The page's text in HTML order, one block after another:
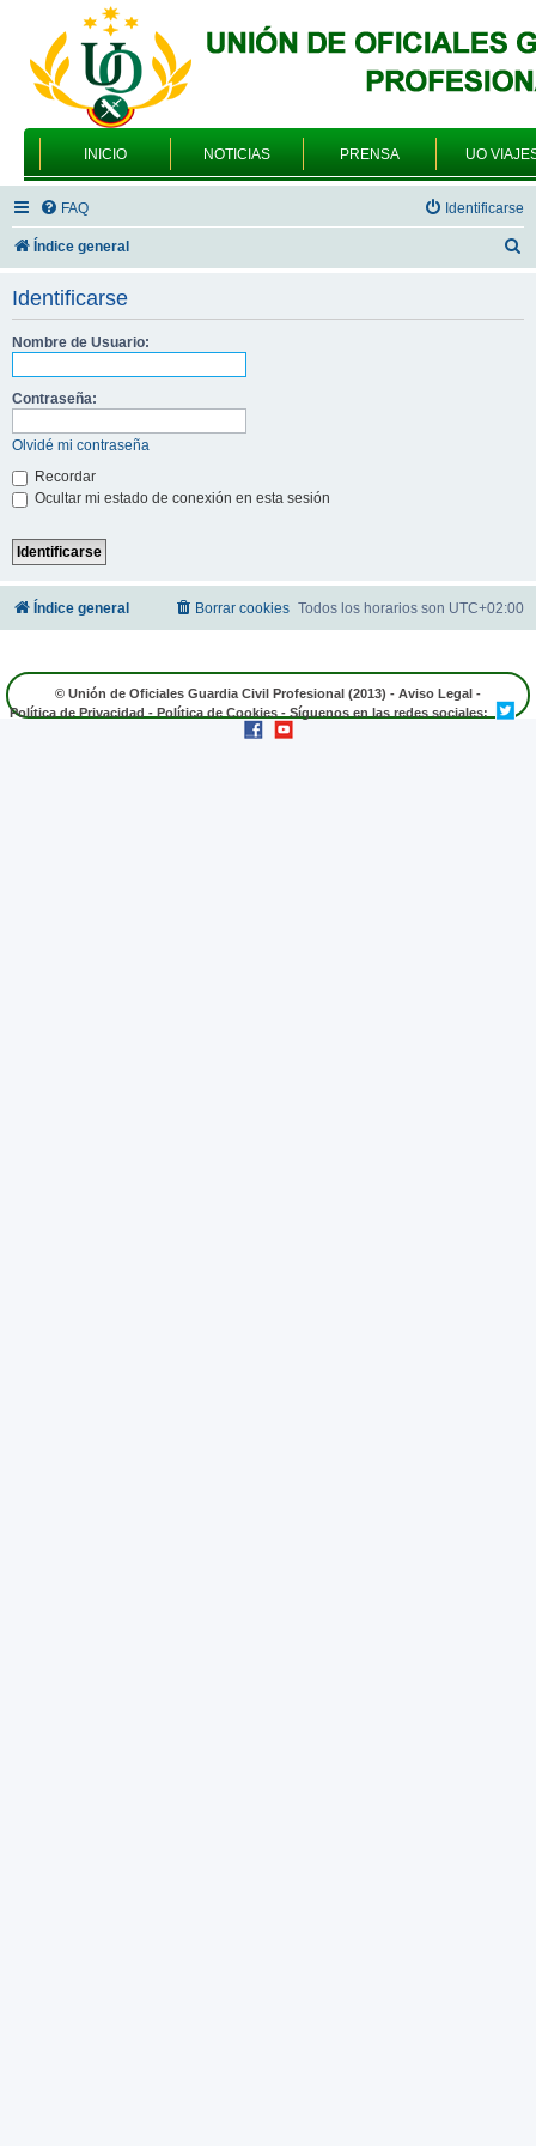
INICIO NOTICIAS PRENSA UO
FAQ Identificarse
Índice general
Identificarse
Nombre de Usuario:
Contraseña:
Olvidé mi contraseña
Recordar
Ocultar mi estado de conexión en esta sesión
Índice general Todos los horarios son UTC+02:00
Borrar cookies
© Unión de Oficiales Guardia Civil Profesional (2013) - Aviso Legal -
Política de Privacidad - Política de Cookies - Síguenos en las redes sociales: